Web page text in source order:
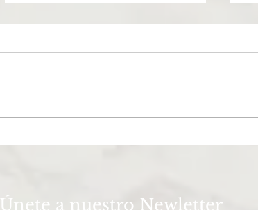
Únete a nuestro Newletter